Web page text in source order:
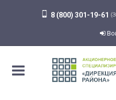
8 (800) 301-19-61